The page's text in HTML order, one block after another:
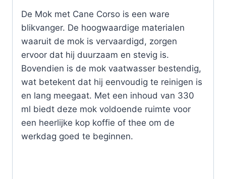
De Mok met Cane Corso is een ware
blikvanger. De hoogwaardige materialen
waaruit de mok is vervaardigd, zorgen
ervoor dat hij duurzaam en stevig is.
Bovendien is de mok vaatwasser bestendig,
wat betekent dat hij eenvoudig te reinigen is
en lang meegaat. Met een inhoud van 330
ml biedt deze mok voldoende ruimte voor
een heerlijke kop koffie of thee om de
werkdag goed te beginnen.